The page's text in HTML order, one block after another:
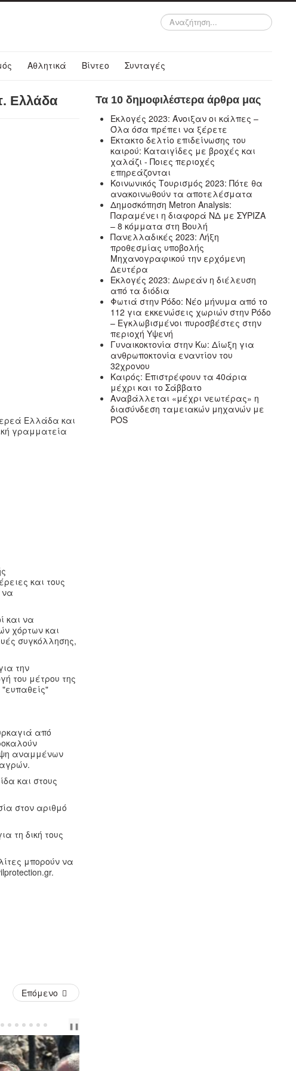
Αναζήτηση...
Αθλητικά Βίντεο Συνταγές
Ελλάδα
Ελλάδα και
γραμματεία
και τους
να
και να
χόρτων και
συγκόλλησης,
την
του μέτρου της
από
αναμμένων
και στους
στον αριθμό
τη δική τους
μπορούν να
Επόμενο
PREVNEXT
❚❚
Τα 10 δημοφιλέστερα άρθρα μας
Εκλογές 2023: Άνοιξαν οι κάλπες –
Όλα όσα πρέπει να ξέρετε
Έκτακτο δελτίο επιδείνωσης του
καιρού: Καταιγίδες με βροχές και
χαλάζι - Ποιες περιοχές
επηρεάζονται
Κοινωνικός Τουρισμός 2023: Πότε θα
ανακοινωθούν τα αποτελέσματα
Δημοσκόπηση Metron Analysis:
Παραμένει η διαφορά ΝΔ με ΣΥΡΙΖΑ
– 8 κόμματα στη Βουλή
Πανελλαδικές 2023: Λήξη
προθεσμίας υποβολής
Μηχανογραφικού την ερχόμενη
Δευτέρα
Εκλογές 2023: Δωρεάν η διέλευση
από τα διόδια
Φωτιά στην Ρόδο: Νέο μήνυμα από το
112 για εκκενώσεις χωριών στην Ρόδο
– Εγκλωβισμένοι πυροσβέστες στην
περιοχή Υψενή
Γυναικοκτονία στην Κω: Δίωξη για
ανθρωποκτονία εναντίον του
32χρονου
Καιρός: Επιστρέφουν τα 40άρια
μέχρι και το Σάββατο
Αναβάλλεται «μέχρι νεωτέρας» η
διασύνδεση ταμειακών μηχανών με
POS